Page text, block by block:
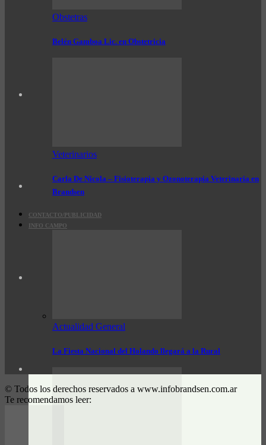
Obstetras
Belén Gamboa Lic. en Obstetricia
Veterinarios
Carla De Nicola – Fisioterapia y Ozonoterapia Veterinaria en
Brandsen
CONTACTO/PUBLICIDAD
INFO CAMPO
Actualidad General
La Fiesta Nacional del Holando llegará a la Rural
© Todos los derechos reservados a www.infobrandsen.com.ar
Te recomendamos leer: